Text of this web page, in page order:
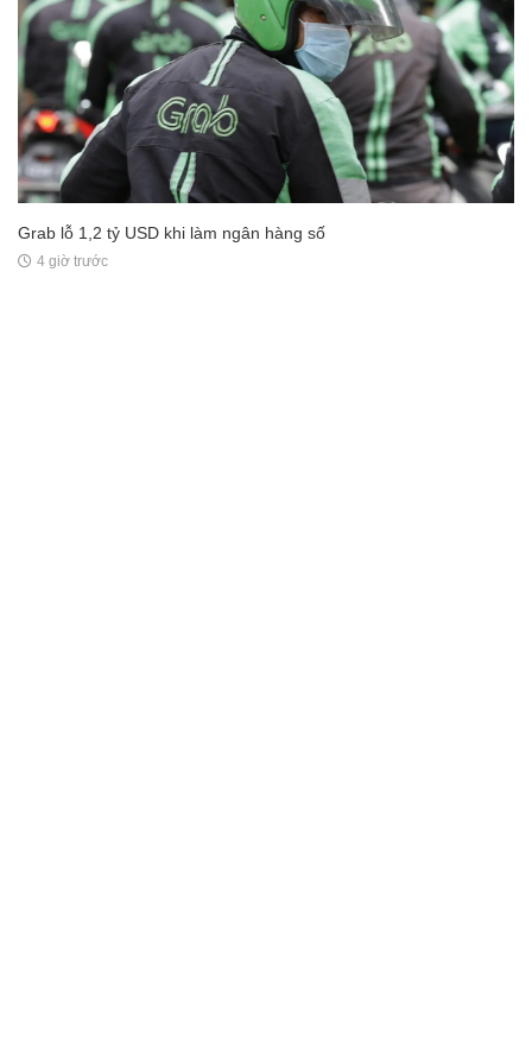
Grab lỗ 1,2 tỷ USD khi làm ngân hàng số
4 giờ trước